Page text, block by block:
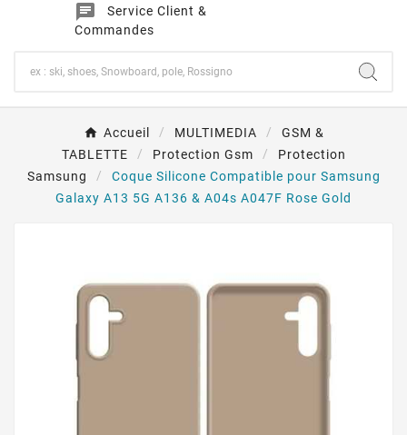
chat
Service Client &
Commandes
Accueil MULTIMEDIA
GSM &
TABLETTE
Protection Gsm
Protection
Samsung
Coque Silicone Compatible pour Samsung
Galaxy A13 5G A136 & A04s A047F Rose Gold